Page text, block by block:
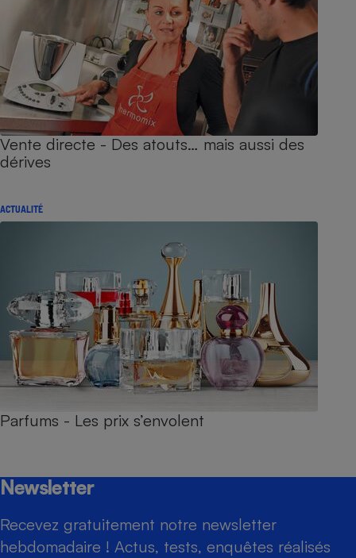
Vente directe - Des atouts… mais aussi des
dérives
ACTUALITÉ
Parfums - Les prix s’envolent
Newsletter
Recevez gratuitement notre newsletter
hebdomadaire ! Actus, tests, enquêtes réalisés